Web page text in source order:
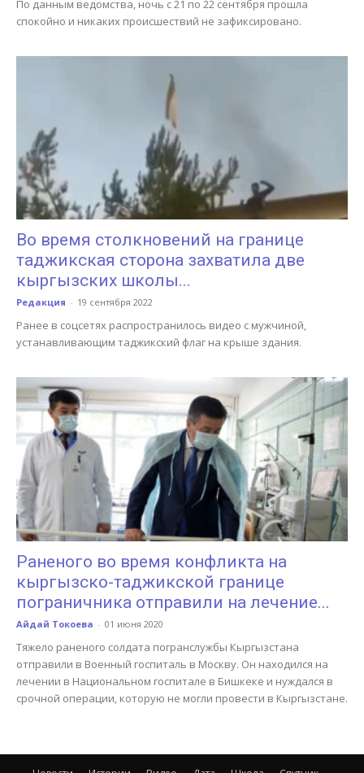
По данным ведомства, ночь с 21 по 22 сентября прошла
спокойно и никаких происшествий не зафиксировано.
Во время столкновений на границе
таджикская сторона захватила две
кыргызских школы...
Редакция - 19 сентября 2022
Ранее в соцсетях распространилось видео с мужчиной,
устанавливающим таджикский флаг на крыше здания.
Раненого во время конфликта на
кыргызско-таджикской границе
пограничника отправили на лечение...
Айдай Токоева - 01 июня 2020
Тяжело раненого солдата погранслужбы Кыргызстана
отправили в Военный госпиталь в Москву. Он находился на
лечении в Национальном госпитале в Бишкеке и нуждался в
срочной операции, которую не могли провести в Кыргызстане.